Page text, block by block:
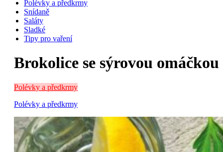
Polévky a předkrmy
Snídaně
Saláty
Sladké
Tipy pro vaření
Brokolice se sýrovou omáčkou
Polévky a předkrmy
Polévky a předkrmy